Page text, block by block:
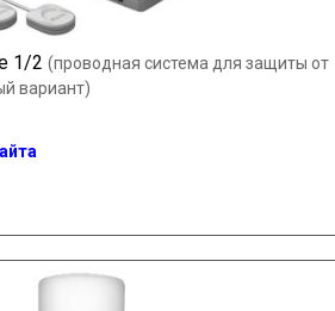
1/2 (проводная система для защиты от
вариант)